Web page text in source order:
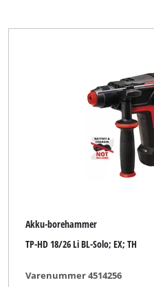
Akku-borehammer
TP-HD 18/26 Li BL-Solo; EX; TH
Varenummer 4514256